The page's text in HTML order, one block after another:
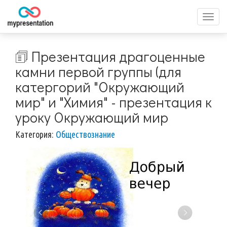
меню
🗊 Презентация драгоценные
камни первой группы (для
катергорий "Окружающий
мир" и "Химия" - презентация к
уроку Окружающий мир
Категория: Обществознание